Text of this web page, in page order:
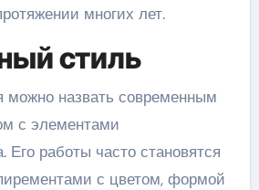
многих лет.
стиль
можно назвать современным
с элементами
Его работы часто становятся
с цветом, формой